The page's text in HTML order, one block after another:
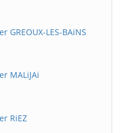
LES-BAiNS
MALiJAi
RiEZ